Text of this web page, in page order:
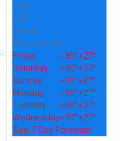
+30°
+27°
Thane
Thursday, 06
Friday
+30°+27°
Saturday
+30°+27°
Sunday
+30°+27°
Monday
+30°+27°
Tuesday
+30°+27°
Wednesday+30°+27°
See 7-Day Forecast